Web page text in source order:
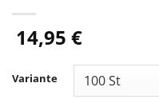
14,95 €
Variante